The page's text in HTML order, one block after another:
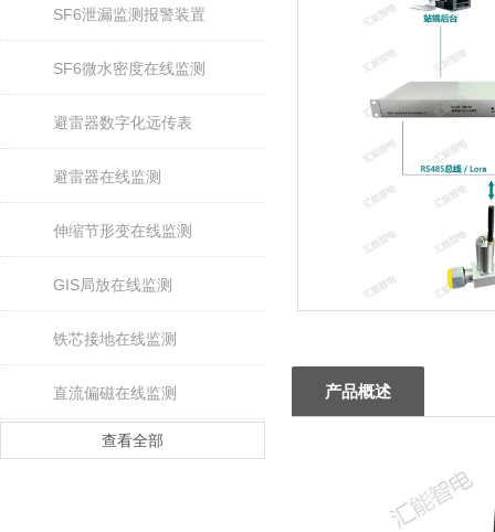
SF6泄漏监测报警装置
SF6微水密度在线监测
避雷器数字化远传表
避雷器在线监测
伸缩节形变在线监测
GIS局放在线监测
铁芯接地在线监测
直流偏磁在线监测
查看全部
产品概述